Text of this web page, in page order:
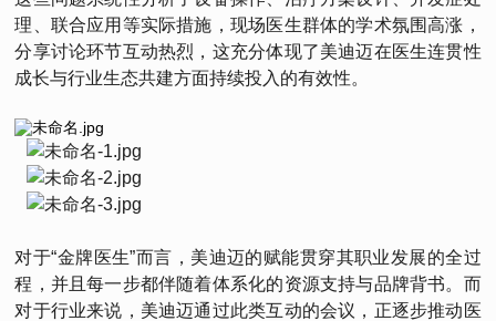
理、联合应用等实际措施，现场医生群体的学术氛围高涨，
分享讨论环节互动热烈，这充分体现了美迪迈在医生连贯性
成长与行业生态共建方面持续投入的有效性。
对于“金牌医生”而言，美迪迈的赋能贯穿其职业发展的全过
程，并且每一步都伴随着体系化的资源支持与品牌背书。而
对于行业来说，美迪迈通过此类互动的会议，正逐步推动医